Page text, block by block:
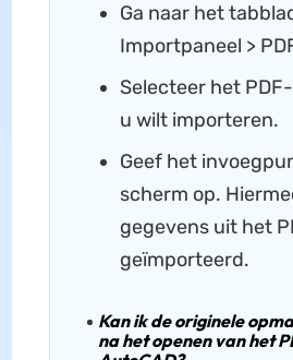
Ga naar het
Importpaneel >
Selecteer het
u wilt importeren.
Geef het
scherm op.
gegevens uit het
geïmporteerd.
Kan ik de originele
na het openen van het